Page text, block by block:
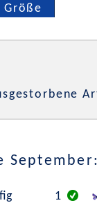
Größe
1